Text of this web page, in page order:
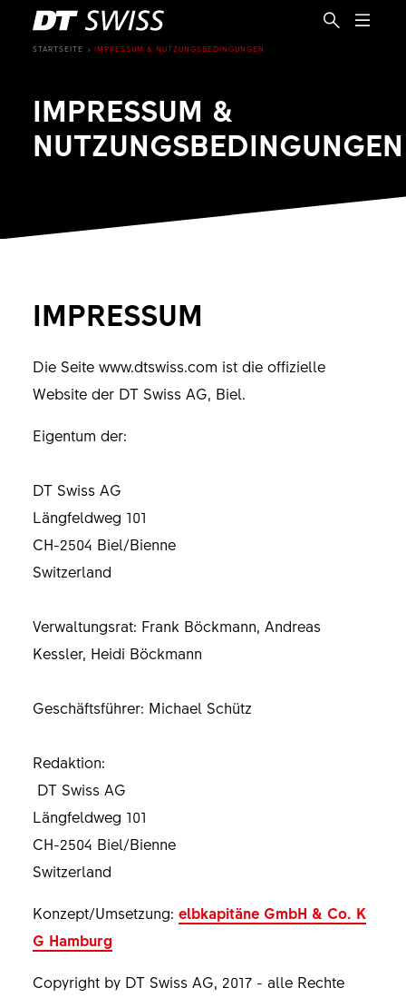
DE
STARTSEITE IMPRESSUM & NUTZUNGSBEDINGUNGEN
IMPRESSUM &
NUTZUNGSBEDINGUNGEN
IMPRESSUM
Die Seite www.dtswiss.com ist die offizielle
Website der DT Swiss AG, Biel.
Eigentum der:
DT Swiss AG
Längfeldweg 101
CH-2504 Biel/Bienne
Switzerland
Verwaltungsrat: Frank Böckmann, Andreas
Kessler, Heidi Böckmann
Geschäftsführer: Michael Schütz
Redaktion:
DT Swiss AG
Längfeldweg 101
CH-2504 Biel/Bienne
Switzerland
Konzept/Umsetzung: elbkapitäne GmbH & Co. K
G Hamburg
Copyright by DT Swiss AG, 2017 - alle Rechte